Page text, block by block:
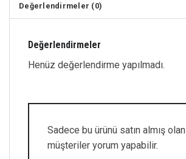
Değerlendirmeler (0)
Değerlendirmeler
Henüz değerlendirme yapılmadı.
Sadece bu ürünü satın almış olan
müşteriler yorum yapabilir.